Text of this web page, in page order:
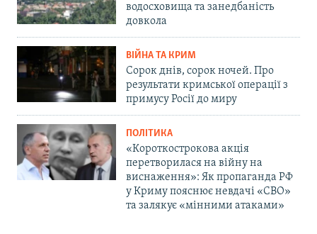
водосховища та занедбаність
довкола
ВІЙНА ТА КРИМ
Сорок днів, сорок ночей. Про
результати кримської операції з
примусу Росії до миру
ПОЛІТИКА
«Короткострокова акція
перетворилася на війну на
виснаження»: Як пропаганда РФ
у Криму пояснює невдачі «СВО»
та залякує «мінними атаками»